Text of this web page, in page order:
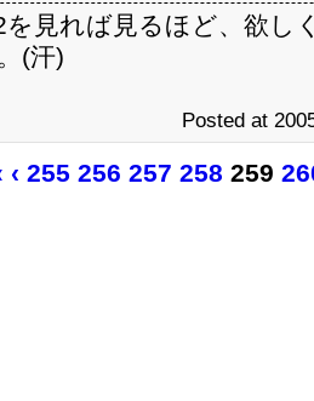
を見れば見るほど、欲し
(汗)
Posted at
‹ 255 256 257 258 259